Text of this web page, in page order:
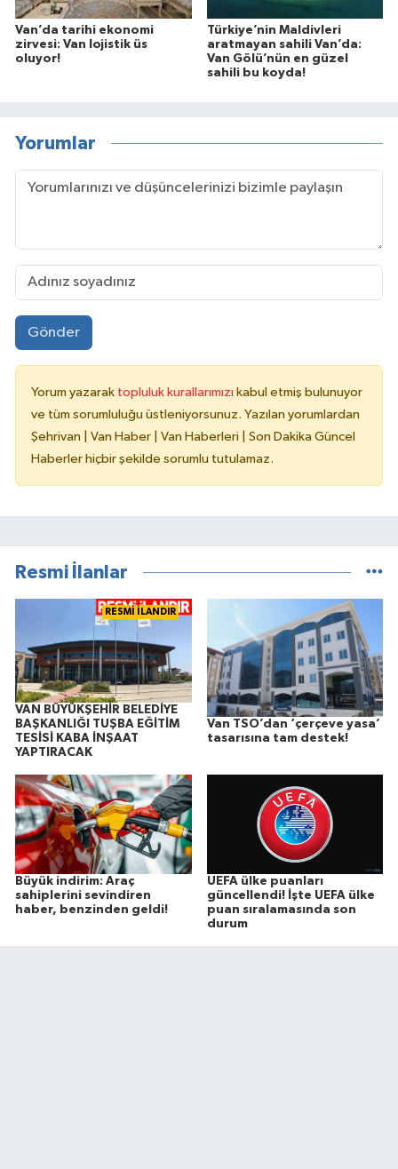
Van’da tarihi ekonomi
zirvesi: Van lojistik üs
oluyor!
Türkiye’nin Maldivleri
aratmayan sahili Van’da:
Van Gölü’nün en güzel
sahili bu koyda!
Yorumlar
Gönder
Yorum yazarak topluluk kurallarımızı kabul etmiş bulunuyor
ve tüm sorumluluğu üstleniyorsunuz. Yazılan yorumlardan
Şehrivan | Van Haber | Van Haberleri | Son Dakika Güncel
Haberler hiçbir şekilde sorumlu tutulamaz.
Resmi İlanlar
RESMİ İLANDIR
VAN BÜYÜKŞEHİR BELEDİYE
BAŞKANLIĞI TUŞBA EĞİTİM
TESİSİ KABA İNŞAAT
YAPTIRACAK
Van TSO’dan ‘çerçeve yasa’
tasarısına tam destek!
Büyük indirim: Araç
sahiplerini sevindiren
haber, benzinden geldi!
UEFA ülke puanları
güncellendi! İşte UEFA ülke
puan sıralamasında son
durum